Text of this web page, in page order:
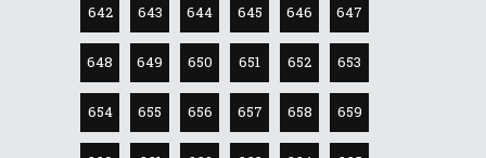
642 643 644 645 646 647
648 649 650 651 652 653
654 655 656 657 658 659